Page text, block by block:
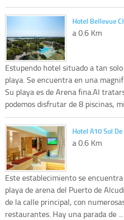
Hotel Bellevue
a 0.6 Km
Estupendo hotel situado a tan
playa. Se encuentra en una
Su playa es de Arena fina.Al
podemos disfrutar de 8 piscinas,
Hotel A10 Sol
a 0.6 Km
Este establecimiento se
playa de arena del Puerto de
de la calle principal, con
restaurantes. Hay una parada de ...